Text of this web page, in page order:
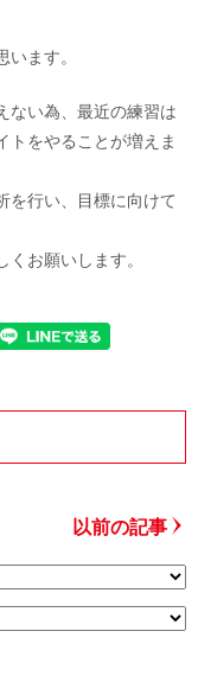
ます。
ない為、最近の練習は
トをやることが増えま
を行い、目標に向けて
お願いします。
以前の記事